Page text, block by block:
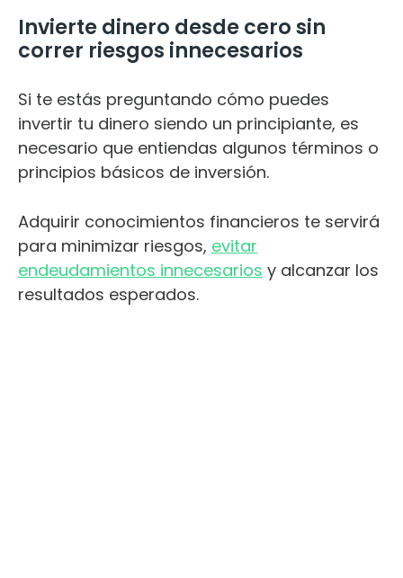
Invierte dinero desde cero sin
correr riesgos innecesarios
Si te estás preguntando cómo puedes
invertir tu dinero siendo un principiante, es
necesario que entiendas algunos términos o
principios básicos de inversión.
Adquirir conocimientos financieros te servirá
para minimizar riesgos, evitar
endeudamientos innecesarios y alcanzar los
resultados esperados.